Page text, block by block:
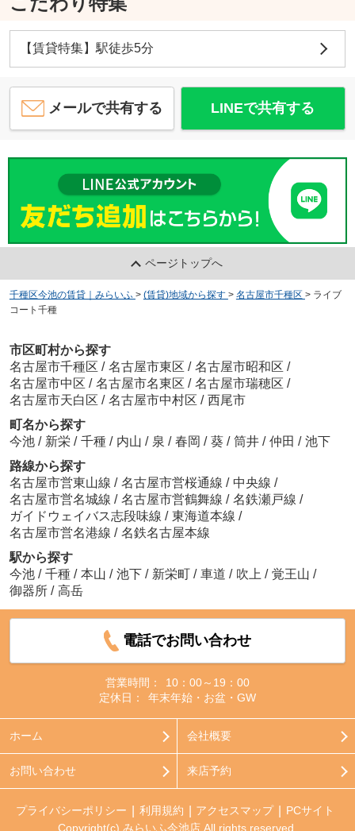
【賃貸特集】駅徒歩5分
メールで共有する LINEで共有する
ページトップへ
千種区今池の賃貸｜みらいふ > (賃貸)地域から探す > 名古屋市千種区 > ライブ
コート千種
市区町村から探す
名古屋市千種区 / 名古屋市東区 / 名古屋市昭和区 /
名古屋市中区 / 名古屋市名東区 / 名古屋市瑞穂区 /
名古屋市天白区 / 名古屋市中村区 / 西尾市
町名から探す
今池 / 新栄 / 千種 / 内山 / 泉 / 春岡 / 葵 / 筒井 / 仲田 / 池下
路線から探す
名古屋市営東山線 / 名古屋市営桜通線 / 中央線 /
名古屋市営名城線 / 名古屋市営鶴舞線 / 名鉄瀬戸線 /
ガイドウェイバス志段味線 / 東海道本線 /
名古屋市営名港線 / 名鉄名古屋本線
駅から探す
今池 / 千種 / 本山 / 池下 / 新栄町 / 車道 / 吹上 / 覚王山 /
御器所 / 高岳
電話でお問い合わせ
営業時間：
10：00～19：00
定休日：
年末年始・お盆・GW
ホーム 会社概要
お問い合わせ 来店予約
プライバシーポリシー 利用規約 アクセスマップ
PCサイト
Copyright(c) みらいふ今池店 All rights reserved.